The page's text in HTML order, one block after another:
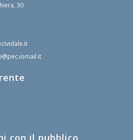
30
con il pubblico